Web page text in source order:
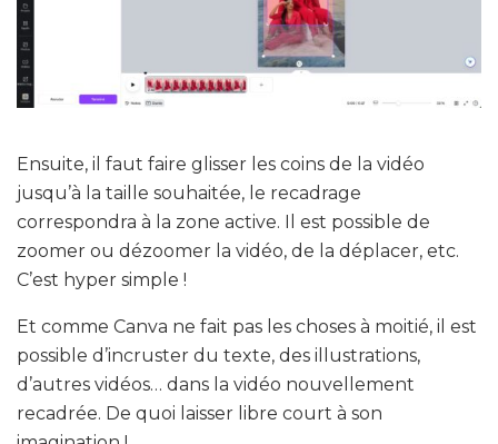
Ensuite, il faut faire glisser les coins de la vidéo
jusqu’à la taille souhaitée, le recadrage
correspondra à la zone active. Il est possible de
zoomer ou dézoomer la vidéo, de la déplacer, etc.
C’est hyper simple !
Et comme Canva ne fait pas les choses à moitié, il est
possible d’incruster du texte, des illustrations,
d’autres vidéos… dans la vidéo nouvellement
recadrée. De quoi laisser libre court à son